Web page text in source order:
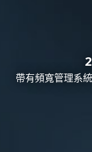
帶有頻寬管理系